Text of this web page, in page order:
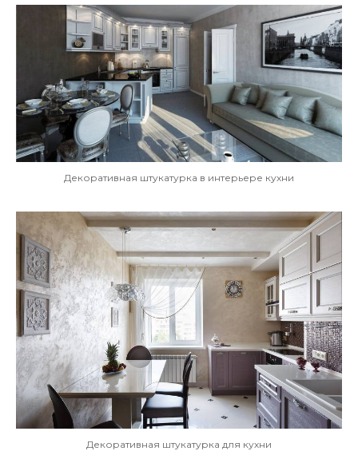
Декоративная штукатурка в интерьере кухни
Декоративная штукатурка для кухни